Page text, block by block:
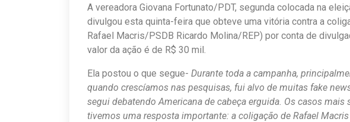
A vereadora Giovana Fortunato/PDT, segunda colocada na
divulgou esta quinta-feira que obteve uma vitória contra a
Rafael Macris/PSDB Ricardo Molina/REP) por conta de
valor da ação é de R$ 30 mil.
Ela postou o que segue- Durante toda a campanha,
quando crescíamos nas pesquisas, fui alvo de muitas fake
segui debatendo Americana de cabeça erguida. Os casos
tivemos uma resposta importante: a coligação de Rafael